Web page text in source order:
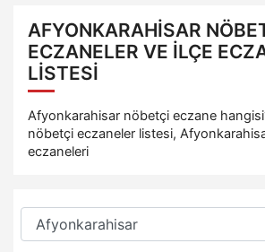
AFYONKARAHISAR
ECZANELER VE İLÇE
LISTESI
Afyonkarahisar nöbetçi eczane
nöbetçi eczaneler listesi,
eczaneleri